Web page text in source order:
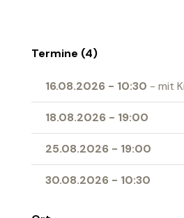
Termine (4)
16.08.2026 - 10:30 - mit
18.08.2026 - 19:00
25.08.2026 - 19:00
30.08.2026 - 10:30